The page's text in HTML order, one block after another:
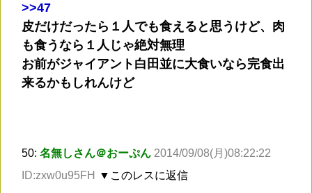
>>47
皮だけだったら１人でも食えると思うけど、肉
も食うなら１人じゃ絶対無理
お前がジャイアント白田並に大食いなら完食出
来るかもしれんけど
50: 名無しさん＠おーぷん 2014/09/08(月)08:22:22
ID:zxw0u95FH
▼このレスに返信